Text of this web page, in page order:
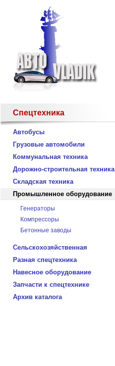
Спецтехника
Автобусы
Грузовые автомобили
Коммунальная техника
Дорожно-строительная техника
Складская техника
Промышленное оборудование
Генераторы
Компрессоры
Бетонные заводы
Сельскохозяйственная
Разная спецтехника
Навесное оборудование
Запчасти к спецтехнике
Архив каталога